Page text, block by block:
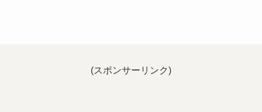
(スポンサーリンク)